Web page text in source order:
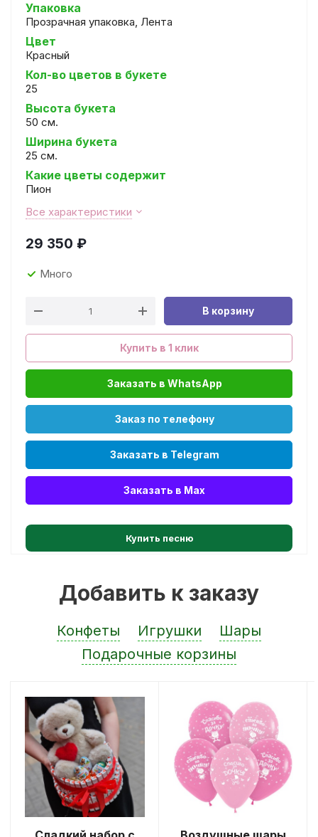
Упаковка
Прозрачная упаковка, Лента
Цвет
Красный
Кол-во цветов в букете
25
Высота букета
50 см.
Ширина букета
25 см.
Какие цветы содержит
Пион
Все характеристики
29 350 ₽
Много
В корзину
Купить в 1 клик
Заказать в WhatsApp
Заказ по телефону
Заказать в Telegram
Заказать в Max
Купить песню
Добавить к заказу
Конфеты Игрушки
Шары
Подарочные корзины